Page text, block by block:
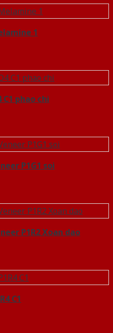
1
C1 phao chi
P1G1 soi
P1R2 Xoan dao
C1